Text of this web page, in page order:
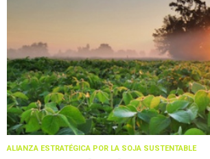
ALIANZA ESTRATÉGICA POR LA SOJA SUSTENTABLE